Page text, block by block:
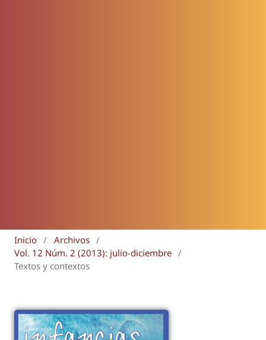
Inicio / Archivos /
Vol. 12 Núm. 2 (2013): julio-diciembre /
Textos y contextos